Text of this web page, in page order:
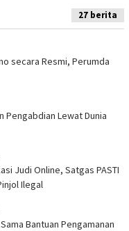
27 berita
secara Resmi, Perumda
Pengabdian Lewat Dunia
Judi Online, Satgas PASTI
Ilegal
Bantuan Pengamanan